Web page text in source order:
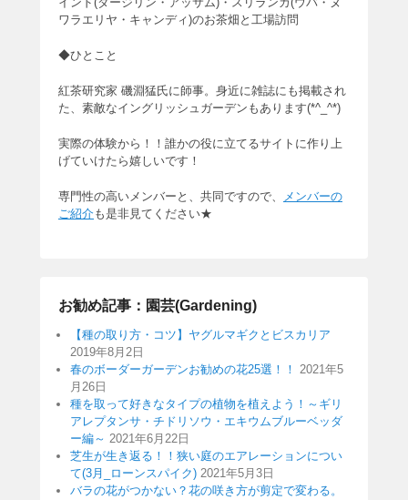
ワラエリヤ・キャンディ)のお茶畑と工場訪問
◆ひとこと
紅茶研究家 磯淵猛氏に師事。身近に雑誌にも掲載され
た、素敵なイングリッシュガーデンもあります(*^_^*)
実際の体験から！！誰かの役に立てるサイトに作り上
げていけたら嬉しいです！
専門性の高いメンバーと、共同ですので、
メンバーの
ご紹介も是非見てください★
お勧め記事：園芸(Gardening)
【種の取り方・コツ】ヤグルマギクとビスカリア
2019年8月2日
春のボーダーガーデンお勧めの花25選！！ 2021年5
月26日
種を取って好きなタイプの植物を植えよう！～ギリ
アレプタンサ・チドリソウ・エキウムブルーベッダ
ー編～ 2021年6月22日
芝生が生き返る！！狭い庭のエアレーションについ
て(3月_ローンスパイク) 2021年5月3日
バラの花がつかない？花の咲き方が剪定で変わる。